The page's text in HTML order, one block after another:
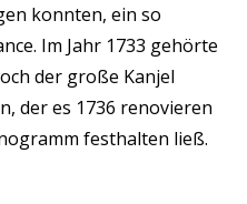
konnten, ein so
Im Jahr 1733 gehörte
der große Kanjel
der es 1736 renovieren
festhalten ließ.